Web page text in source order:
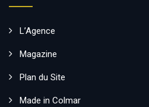
L’Agence
Magazine
Plan du Site
Made in Colmar